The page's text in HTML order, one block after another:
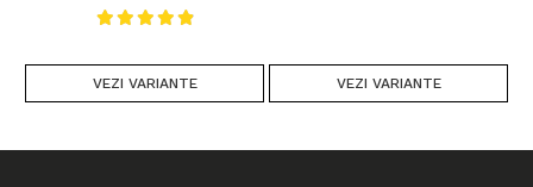
VEZI VARIANTE VEZI VARIANTE